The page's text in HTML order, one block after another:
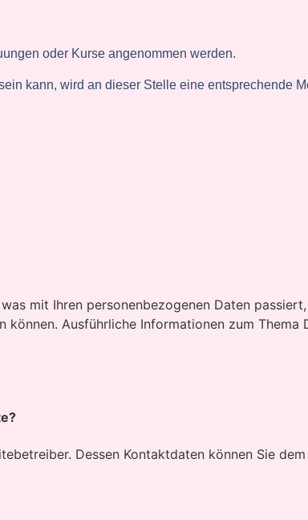
oder Kurse angenommen werden.
kann, wird an dieser Stelle eine entsprechende
mit Ihren personenbezogenen Daten
Ausführliche Informationen zum Thema
Dessen Kontaktdaten können Sie